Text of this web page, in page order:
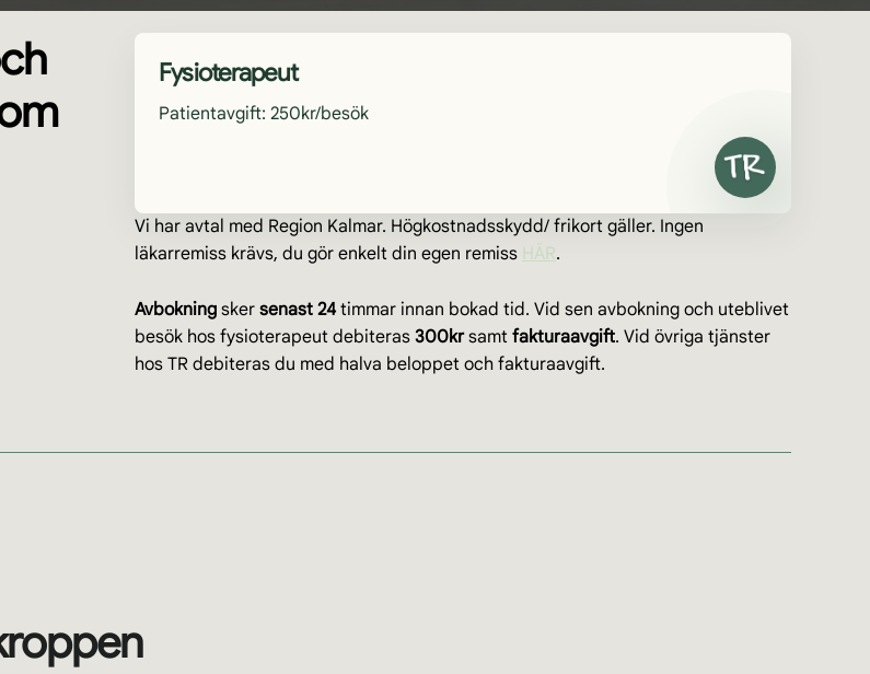
Fysioterapeut
Patientavgift: 250kr/besök
Vi har avtal med Region Kalmar. Högkostnadsskydd/ frikort gäller. Ingen
läkarremiss krävs, du gör enkelt din egen remiss HÄR.
Avbokning sker senast 24 timmar innan bokad tid. Vid sen avbokning och uteblivet
besök hos fysioterapeut debiteras 300krsamt fakturaavgift. Vid övriga tjänster
hos TR debiteras du med halva beloppet och fakturaavgift.